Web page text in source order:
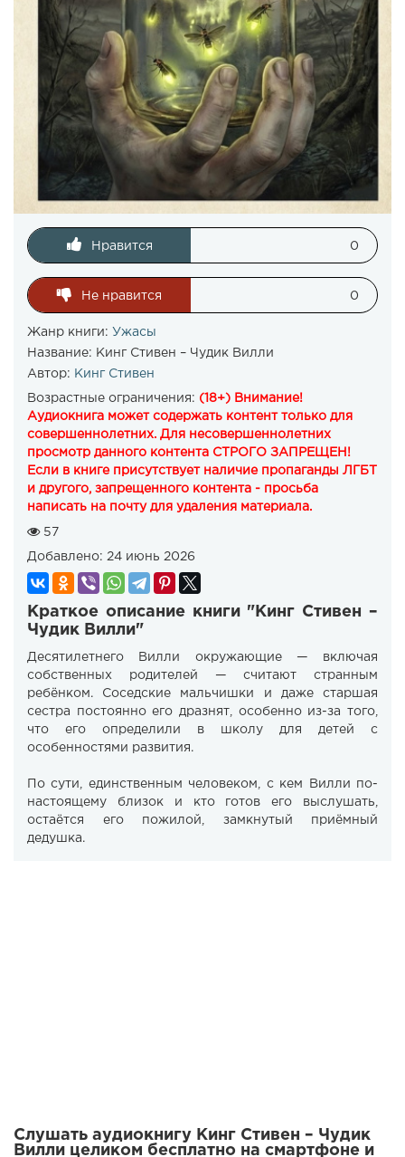
Нравится 0
Не нравится 0
Жанр книги: Ужасы
Название: Кинг Стивен – Чудик Вилли
Автор: Кинг Стивен
Возрастные ограничения: (18+) Внимание!
Аудиокнига может содержать контент только для
совершеннолетних. Для несовершеннолетних
просмотр данного контента СТРОГО ЗАПРЕЩЕН!
Если в книге присутствует наличие пропаганды ЛГБТ
и другого, запрещенного контента - просьба
написать на почту для удаления материала.
57
Добавлено: 24 июнь 2026
Краткое описание книги "Кинг Стивен –
Чудик Вилли"
Десятилетнего Вилли окружающие — включая
собственных родителей — считают странным
ребёнком. Соседские мальчишки и даже старшая
сестра постоянно его дразнят, особенно из-за того,
что его определили в школу для детей с
особенностями развития.
По сути, единственным человеком, с кем Вилли по-
настоящему близок и кто готов его выслушать,
остаётся его пожилой, замкнутый приёмный
дедушка.
Слушать аудиокнигу Кинг Стивен – Чудик
Вилли целиком бесплатно на смартфоне и